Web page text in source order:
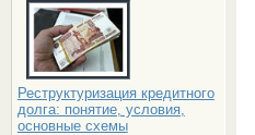
Реструктуризация кредитного
долга: понятие, условия,
основные схемы